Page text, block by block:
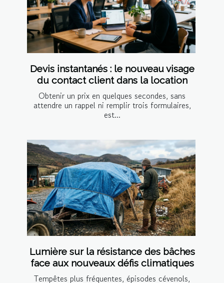
Devis instantanés : le nouveau visage
du contact client dans la location
Obtenir un prix en quelques secondes, sans
attendre un rappel ni remplir trois formulaires,
est...
Lumière sur la résistance des bâches
face aux nouveaux défis climatiques
Tempêtes plus fréquentes, épisodes cévenols,